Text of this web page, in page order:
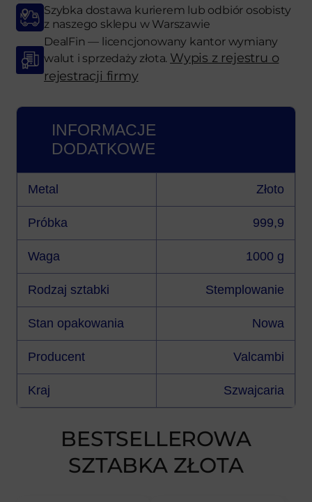
Szybka dostawa kurierem lub odbiór osobisty
z naszego sklepu w Warszawie
DealFin — licencjonowany kantor wymiany
walut i sprzedaży złota. Wypis z rejestru o
rejestracji firmy
INFORMACJE
DODATKOWE
Metal Złoto
Próbka 999,9
Waga 1000 g
Rodzaj sztabki Stemplowanie
Stan opakowania Nowa
Producent Valcambi
Kraj Szwajcaria
BESTSELLEROWA
SZTABKA ZŁOTA